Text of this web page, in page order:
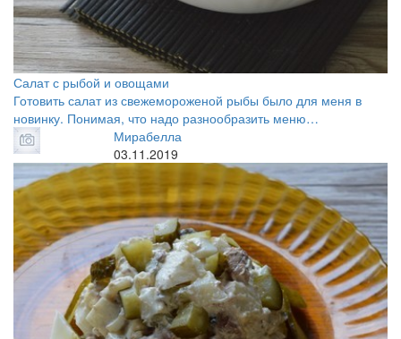
Салат с рыбой и овощами
Готовить салат из свежемороженой рыбы было для меня в
новинку. Понимая, что надо разнообразить меню…
Мирабелла
03.11.2019